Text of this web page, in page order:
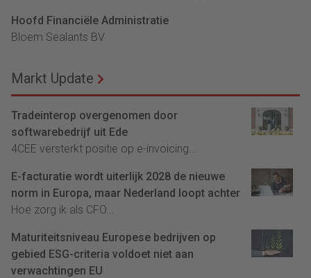
Hoofd Financiële Administratie
Bloem Sealants BV
Markt Update
Tradeinterop overgenomen door
softwarebedrijf uit Ede
4CEE versterkt positie op e-invoicing...
E-facturatie wordt uiterlijk 2028 de nieuwe
norm in Europa, maar Nederland loopt achter
Hoe zorg ik als CFO...
Maturiteitsniveau Europese bedrijven op
gebied ESG-criteria voldoet niet aan
verwachtingen EU